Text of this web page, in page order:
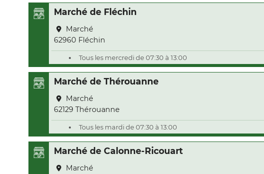
Marché de Fléchin
Marché
62960 Fléchin
Tous les mercredi de 07:30 à 13:00
Marché de Thérouanne
Marché
62129 Thérouanne
Tous les mardi de 07:30 à 13:00
Marché de Calonne-Ricouart
Marché